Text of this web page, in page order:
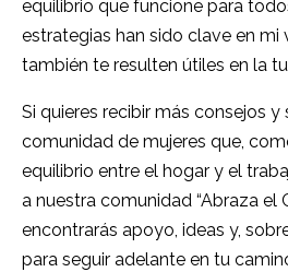
equilibrio que funcione para
estrategias han sido clave en mi
también te resulten útiles en la
Si quieres recibir más consejos y
comunidad de mujeres que,
equilibrio entre el hogar y el
a nuestra comunidad “Abraza el
encontrarás apoyo, ideas y,
para seguir adelante en tu